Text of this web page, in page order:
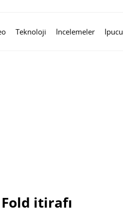
Teknoloji İncelemeler İpucu
Fold itirafı